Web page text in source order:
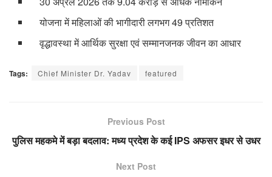
योजना में महिलाओं की भागीदारी लगभग 49 प्रतिशत
वृद्धावस्था में आर्थिक सुरक्षा एवं सम्मानजनक जीवन का आधार
Tags: Chief Minister Dr. Yadav featured
Previous Post
पुलिस महकमे में बड़ा बदलाव: मध्य प्रदेश के कई IPS अफसर इधर से उधर
Next Post